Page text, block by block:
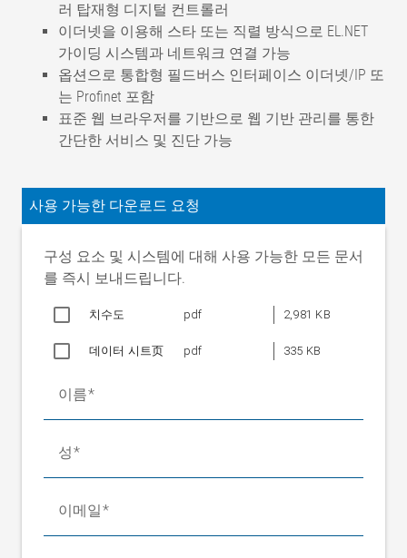
러 탑재형 디지털 컨트롤러
이더넷을 이용해 스타 또는 직렬 방식으로 EL.NET
가이딩 시스템과 네트워크 연결 가능
옵션으로 통합형 필드버스 인터페이스 이더넷/IP 또
는 Profinet 포함
표준 웹 브라우저를 기반으로 웹 기반 관리를 통한
간단한 서비스 및 진단 가능
가이딩 정확도
결함 주파수
최대 2 Hz
정격 폭
1100~4000mm
정격 조절거리
NB 1500~3000mm
±150mm
NB 2500~4000mm
±200mm
격 컨트롤 속도
NB 1100~1700mm
NB 1100~2800mm
160/200mm
NB 1100~4000mm
사용 가능한 다운로드 요청
구성 요소 및 시스템에 대해 사용 가능한 모든 문서
를 즉시 보내드립니다.
치수도 pdf 2,981 KB
데이터 시트页 pdf 335 KB
이름
성
이메일